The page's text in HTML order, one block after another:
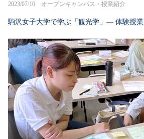
2023/07/10 オープンキャンパス・授業紹介
駒沢女子大学で学ぶ「観光学」― 体験授業